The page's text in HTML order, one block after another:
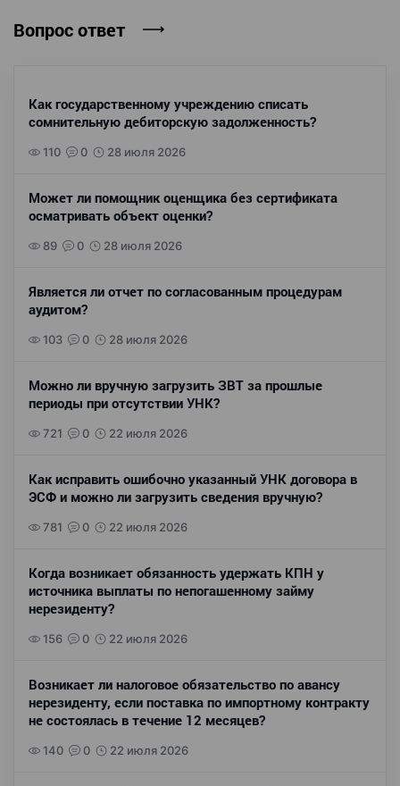
Вопрос ответ
Как государственному учреждению списать
сомнительную дебиторскую задолженность?
110 0 28 июля 2026
Может ли помощник оценщика без сертификата
осматривать объект оценки?
89 0 28 июля 2026
Является ли отчет по согласованным процедурам
аудитом?
103 0 28 июля 2026
Можно ли вручную загрузить ЗВТ за прошлые
периоды при отсутствии УНК?
721 0 22 июля 2026
Как исправить ошибочно указанный УНК договора в
ЭСФ и можно ли загрузить сведения вручную?
781 0 22 июля 2026
Когда возникает обязанность удержать КПН у
источника выплаты по непогашенному займу
нерезиденту?
156 0 22 июля 2026
Возникает ли налоговое обязательство по авансу
нерезиденту, если поставка по импортному контракту
не состоялась в течение 12 месяцев?
140 0 22 июля 2026